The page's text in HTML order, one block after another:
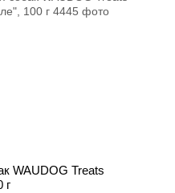
WAUDOG Treats
г